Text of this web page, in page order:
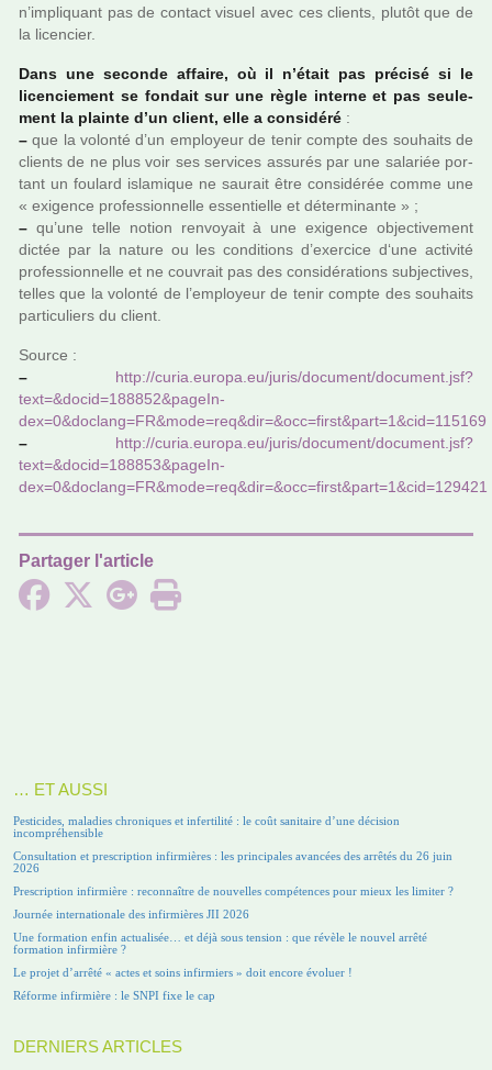
n’impli­quant pas de contact visuel avec ces clients, plutôt que de
la licen­cier.
Dans une seconde affaire, où il n’était pas pré­cisé si le
licen­cie­ment se fon­dait sur une règle interne et pas seu­le­
ment la plainte d’un client, elle a consi­déré :
– que la volonté d’un employeur de tenir compte des sou­haits de
clients de ne plus voir ses ser­vi­ces assu­rés par une sala­riée por­
tant un fou­lard isla­mi­que ne sau­rait être consi­dé­rée comme une
« exi­gence pro­fes­sion­nelle essen­tielle et déter­mi­nante » ;
– qu’une telle notion ren­voyait à une exi­gence objec­ti­ve­ment
dictée par la nature ou les condi­tions d’exer­cice d‘une acti­vité
pro­fes­sion­nelle et ne cou­vrait pas des consi­dé­ra­tions sub­jec­ti­ves,
telles que la volonté de l’employeur de tenir compte des sou­haits
par­ti­cu­liers du client.
Source :
–
http://curia.europa.eu/juris/docu­ment/docu­ment.jsf?
text=&docid=188852&pageIn­
dex=0&doclang=FR&mode=req&dir=&occ=first&part=1&cid=115169
–
http://curia.europa.eu/juris/docu­ment/docu­ment.jsf?
text=&docid=188853&pageIn­
dex=0&doclang=FR&mode=req&dir=&occ=first&part=1&cid=129421
Partager l'article
… ET AUSSI
Pesticides, maladies chroniques et infertilité : le coût sanitaire d’une décision
incompréhensible
Consultation et prescription infirmières : les principales avancées des arrêtés du 26 juin
2026
Prescription infirmière : reconnaître de nouvelles compétences pour mieux les limiter ?
Journée internationale des infirmières JII 2026
Une formation enfin actualisée… et déjà sous tension : que révèle le nouvel arrêté
formation infirmière ?
Le projet d’arrêté « actes et soins infirmiers » doit encore évoluer !
Réforme infirmière : le SNPI fixe le cap
DERNIERS ARTICLES